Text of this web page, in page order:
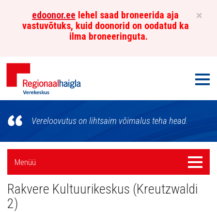
×
edoonor.ee lehel saad broneerida aja
vastuvõtuks, kuid doonorid on oodatud ka
ilma broneeringuta.
Põhja-
Eesti
Regionaalhaigla
Verekeskus
Vereloovutus on lihtsaim võimalus teha head.
Külgpaani
navigatsioon
Menüü
Menüü
Rakvere Kultuurikeskus (Kreutzwaldi
2)